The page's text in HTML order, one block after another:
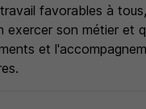
favorables à
exercer son métier et
et